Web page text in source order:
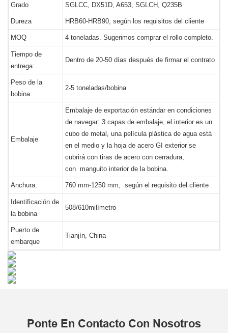
Grado SGLCC, DX51D, A653, SGLCH, Q235B
Dureza HRB60-HRB90, según los requisitos del cliente
MOQ 4 toneladas. Sugerimos comprar el rollo completo.
Tiempo de
entrega:
Dentro de 20-50 días después de firmar el contrato
Peso de la
bobina
2-5 toneladas/bobina
Embalaje
Embalaje de exportación estándar en condiciones
de navegar: 3 capas de embalaje, el interior es un
cubo de metal, una película plástica de agua está
en el medio y la hoja de acero GI exterior se
cubrirá con tiras de acero con cerradura,
con manguito interior de la bobina.
Anchura: 760 mm-1250 mm, según el requisito del cliente
Identificación de
la bobina
508/610milímetro
Puerto de
embarque
Tianjín, China
Ponte En Contacto Con Nosotros